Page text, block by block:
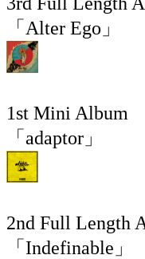
「Alter Ego」
1st Mini Album
「adaptor」
2nd Full Length
「Indefinable」